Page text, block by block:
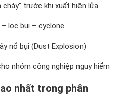
trước khi xuất hiện lửa
lọc bụi – cyclone
nổ bụi (Dust Explosion)
nhóm công nghiệp nguy hiểm
nhất trong phân